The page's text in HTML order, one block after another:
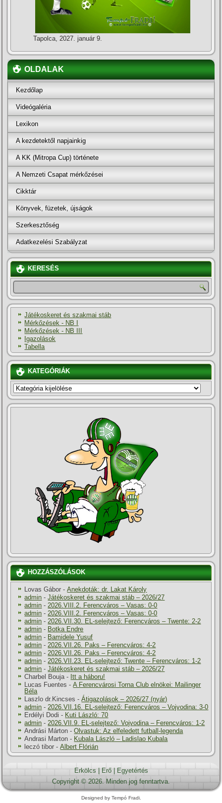
Tapolca, 2027. január 9.
OLDALAK
Kezdőlap
Videógaléria
Lexikon
A kezdetektől napjainkig
A KK (Mitropa Cup) története
A Nemzeti Csapat mérkőzései
Cikktár
Könyvek, füzetek, újságok
Szerkesztőség
Adatkezelési Szabályzat
KERESÉS
Játékoskeret és szakmai stáb
Mérkőzések - NB I
Mérkőzések - NB III
Igazolások
Tabella
KATEGÓRIÁK
KATEGÓRIÁK
HOZZÁSZÓLÁSOK
Lovas Gábor -Anekdoták: dr. Lakat Károly
admin -Játékoskeret és szakmai stáb – 2026/27
admin - 2026.VIII.2. Ferencváros – Vasas: 0-0
admin - 2026.VIII.2. Ferencváros – Vasas: 0-0
admin - 2026.VII.30. EL-selejtező: Ferencváros – Twente: 2-2
admin - Botka Endre
admin - Bamidele Yusuf
admin - 2026.VII.26. Paks – Ferencváros: 4-2
admin - 2026.VII.26. Paks – Ferencváros: 4-2
admin - 2026.VII.23. EL-selejtező: Twente – Ferencváros: 1-2
admin -Játékoskeret és szakmai stáb – 2026/27
Charbel Bouja - Itt a háboru!
Lucas Fuentes -A Ferencvárosi Torna Club elnökei: Mailinger
Béla
Laszlo dr.Kincses -Átigazolások – 2026/27 (nyár)
admin - 2026.VII.16. EL-selejtező: Ferencváros – Vojvodina: 3-0
Erdélyi Dodi - Kuti László: 70
admin - 2026.VII.9. EL-selejtező: Vojvodina – Ferencváros: 1-2
Andrási Márton -Olvastuk: Az elfeledett futball-legenda
Andrasi Marton - Kubala László – Ladislao Kubala
leczó tibor -Albert Flórián
Erkölcs Erő|
Egyetértés
Copyright © 2026. Minden jog fenntartva.
Designed by Tempó Fradi.